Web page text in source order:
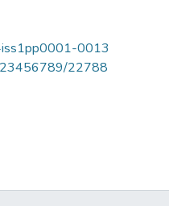
0013
22788